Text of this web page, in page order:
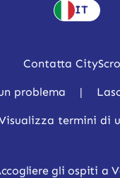
IT
Contatta
problema |
termini di
gli ospiti a